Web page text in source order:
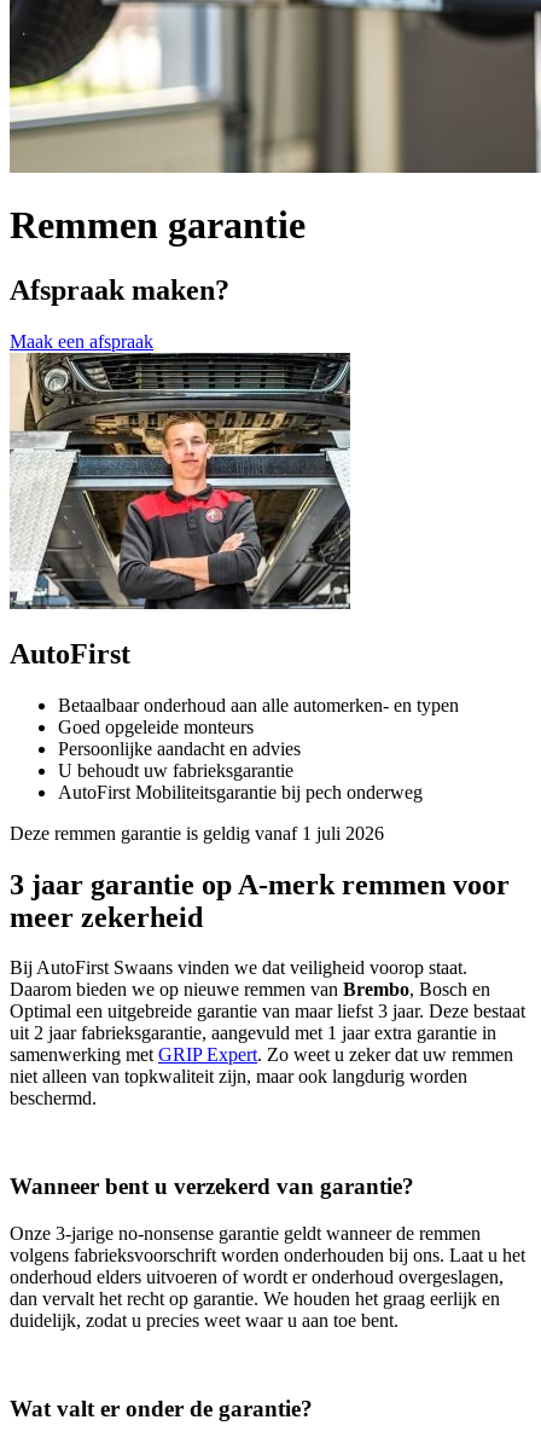
Remmen garantie
Afspraak maken?
Maak een afspraak
AutoFirst
Betaalbaar onderhoud aan alle automerken- en typen
Goed opgeleide monteurs
Persoonlijke aandacht en advies
U behoudt uw fabrieksgarantie
AutoFirst Mobiliteitsgarantie bij pech onderweg
Deze remmen garantie is geldig vanaf 1 juli 2026
3 jaar garantie op A-merk remmen voor
meer zekerheid
Bij AutoFirst Swaans vinden we dat veiligheid voorop staat.
Daarom bieden we op nieuwe remmen van Brembo, Bosch en
Optimal een uitgebreide garantie van maar liefst 3 jaar. Deze bestaat
uit 2 jaar fabrieksgarantie, aangevuld met 1 jaar extra garantie in
samenwerking metGRIP Expert. Zo weet u zeker dat uw remmen
niet alleen van topkwaliteit zijn, maar ook langdurig worden
beschermd.
Wanneer bent u verzekerd van garantie?
Onze 3‑jarige no‑nonsense garantie geldt wanneer de remmen
volgens fabrieksvoorschrift worden onderhouden bij ons. Laat u het
onderhoud elders uitvoeren of wordt er onderhoud overgeslagen,
dan vervalt het recht op garantie. We houden het graag eerlijk en
duidelijk, zodat u precies weet waar u aan toe bent.
Wat valt er onder de garantie?